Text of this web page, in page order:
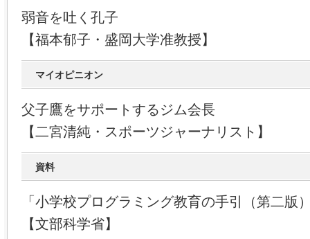
弱音を吐く孔子
【福本郁子・盛岡大学准教授】
マイオピニオン
父子鷹をサポートするジム会長
【二宮清純・スポーツジャーナリスト】
資料
「小学校プログラミング教育の手引（第二版
【文部科学省】